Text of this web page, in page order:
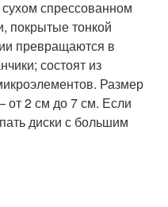
спрессованном
покрытые тонкой
превращаются в
состоят из
Размер
от 2 см до 7 см. Если
диски с большим